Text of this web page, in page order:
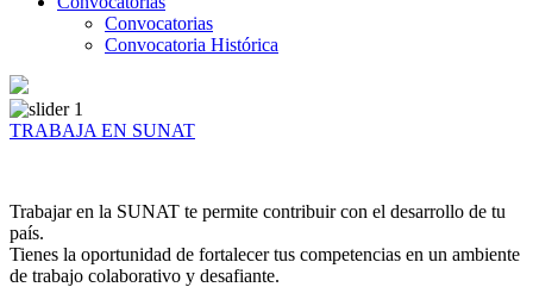
Convocatorias
Convocatoria Histórica
TRABAJA EN SUNAT
Trabajar en la SUNAT te permite contribuir con el desarrollo de tu
país.
Tienes la oportunidad de fortalecer tus competencias en un ambiente
de trabajo colaborativo y desafiante.